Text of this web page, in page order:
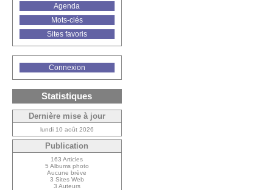
Agenda
Mots-clés
Sites favoris
Connexion
Statistiques
Dernière mise à jour
lundi 10 août 2026
Publication
163 Articles
5 Albums photo
Aucune brève
3 Sites Web
3 Auteurs